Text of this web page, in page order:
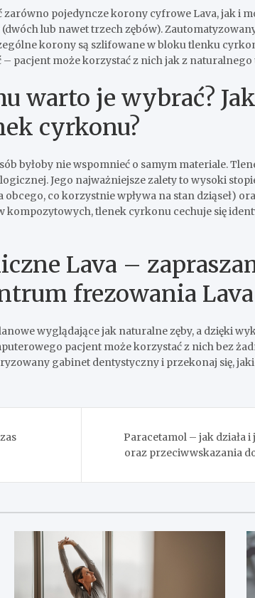
pojedyncze korony cyfrowe Lava, jak i
lub nawet trzech zębów).
korony są szlifowane w bloku tlenku
pacjent może korzystać z nich jak z naturalnego
warto je wybrać?
cyrkonu?
byłoby nie wspomnieć o samym materiale.
Jego najważniejsze zalety to wysoki
co korzystnie wpływa na stan dziąseł)
kompozytowych, tlenek cyrkonu cechuje się
Lava –
frezowania Lava
wyglądające jak naturalne zęby, a dzięki
pacjent może korzystać z nich bez
gabinet dentystyczny i przekonaj się,
Paracetamol – jak działa
oraz przeciwwskazania